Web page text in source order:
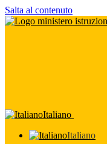
Salta al contenuto
Italiano
Italiano